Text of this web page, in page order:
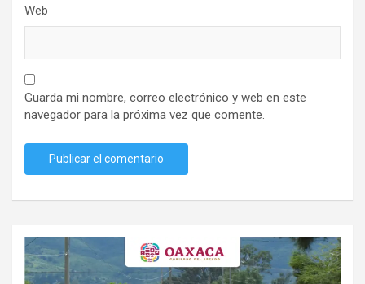
Web
Guarda mi nombre, correo electrónico y web en este
navegador para la próxima vez que comente.